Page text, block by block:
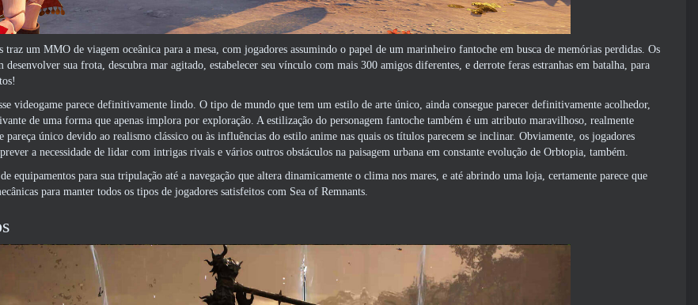
traz um MMO de viagem oceânica para a mesa, com jogadores assumindo o papel de um marinheiro fantoche em busca de memórias perdidas. Os
desenvolver sua frota, descubra mar agitado, estabelecer seu vínculo com mais 300 amigos diferentes, e derrote feras estranhas em batalha, para
videogame parece definitivamente lindo. O tipo de mundo que tem um estilo de arte único, ainda consegue parecer definitivamente acolhedor,
de uma forma que apenas implora por exploração. A estilização do personagem fantoche também é um atributo maravilhoso, realmente
pareça único devido ao realismo clássico ou às influências do estilo anime nas quais os títulos parecem se inclinar. Obviamente, os jogadores
a necessidade de lidar com intrigas rivais e vários outros obstáculos na paisagem urbana em constante evolução de Orbtopia, também.
equipamentos para sua tripulação até a navegação que altera dinamicamente o clima nos mares, e até abrindo uma loja, certamente parece que
para manter todos os tipos de jogadores satisfeitos com Sea of ​​​​Remnants.